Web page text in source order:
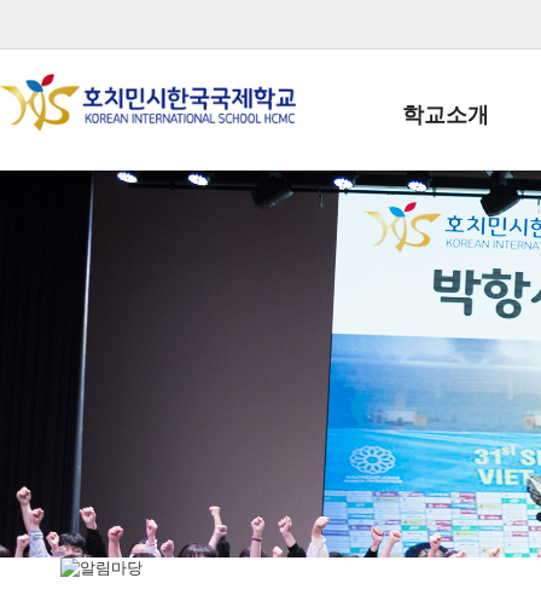
학교소개
학교장인사말
학생회장인사말
학교상징
학교 CI
교직원현황
학생현황
위치/전화
전경사진